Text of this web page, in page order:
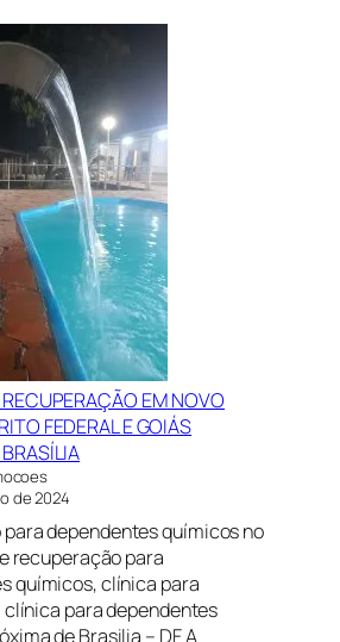
EM NOVO
FEDERAL E GOIÁS
de 2024
dependentes químicos no
recuperação para
químicos, clínica para
para dependentes
de Brasilia – DF A